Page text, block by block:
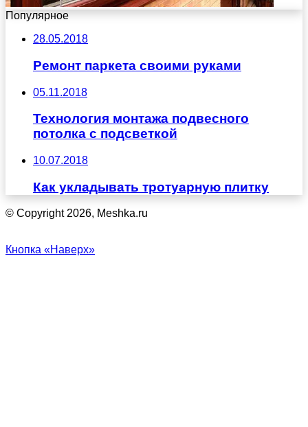
Популярное
28.05.2018
Ремонт паркета своими руками
05.11.2018
Технология монтажа подвесного
потолка с подсветкой
10.07.2018
Как укладывать тротуарную плитку
© Copyright 2026, Meshka.ru
Кнопка «Наверх»